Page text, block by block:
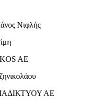
Νιφλής
AE
ΑΕ